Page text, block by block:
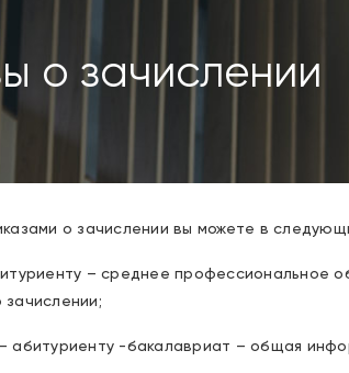
о зачислении
о зачислении вы можете в
– среднее профессиональное
абитуриенту -бакалавриат – общая